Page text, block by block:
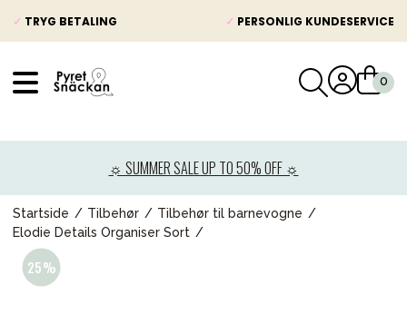
✓ TRYG BETALING ✓ PERSONLIG KUNDESERVICE
☼ SUMMER SALE UP TO 50% OFF ☼
Startside Tilbehør
Tilbehør til barnevogne
Elodie Details Organiser Sort
Barnevogne
Autostole